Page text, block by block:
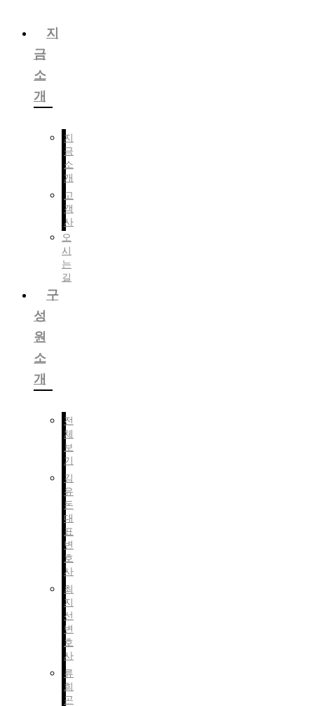
지
금
소
개
지
금
소
개
고
객
사
오
시
는
길
구
성
원
소
개
전
체
보
기
김
유
돈
대
표
변
호
사
최
지
선
변
호
사
류
희
곤